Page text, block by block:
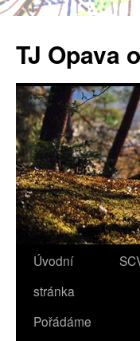
obsahu
webu
TJ Opava
Úvodní
stránka
Pořádáme